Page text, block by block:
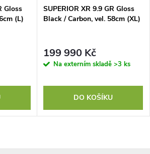
Gloss
(L)
SUPERIOR XR 9.9 GR Gloss
Black / Carbon, vel. 58cm (XL)
199 990 Kč
Na externím skladě >3 ks
DO KOŠÍKU